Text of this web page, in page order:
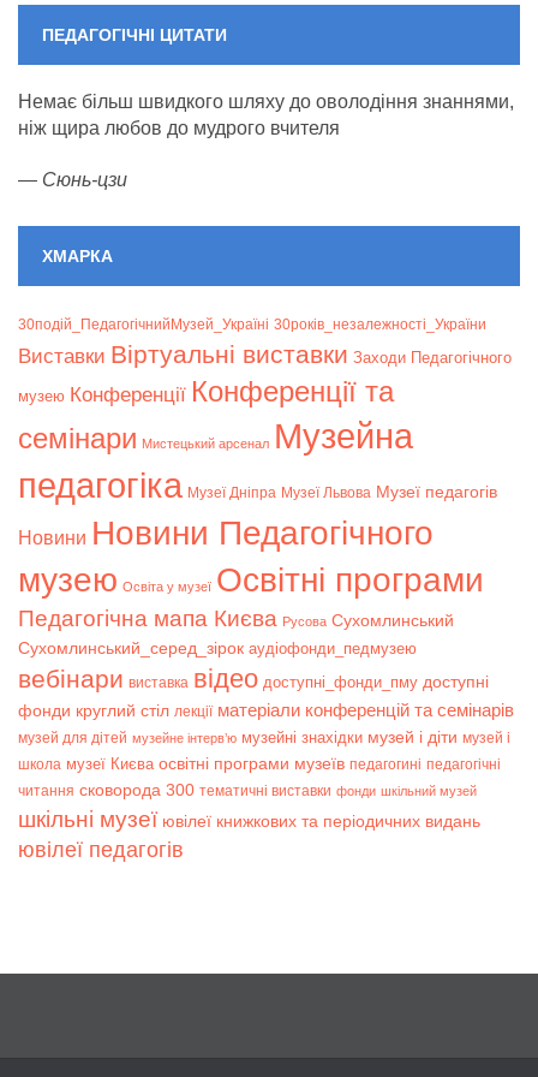
ПЕДАГОГІЧНІ ЦИТАТИ
Немає більш швидкого шляху до оволодіння знаннями,
ніж щира любов до мудрого вчителя
— Сюнь-цзи
ХМАРКА
30подій_ПедагогічнийМузей_Україні 30років_незалежності_України
Bиставки Віртуальні виставки Заходи Педагогічного
музею Конференції Конференції та
семінари Мистецький арсенал Музейна
педагогіка Музеї Дніпра Музеї Львова Музеї педагогів
Новини Новини Педагогічного
музею Освіта у музеї Освітні програми
Педагогічна мапа Києва Русова Сухомлинський
Сухомлинський_серед_зірок аудіофонди_педмузею
вебінари виставка відео доступні_фонди_пму доступні
фонди круглий стіл лекції матеріали конференцій та семінарів
музей для дітей музейне інтерв’ю музейні знахідки музей і діти музей і
школа музеї Києва освітні програми музеїв педагогині педагогічні
читання сковорода 300 тематичні виставки фонди шкільний музей
шкільні музеї ювілеї книжкових та періодичних видань
ювілеї педагогів